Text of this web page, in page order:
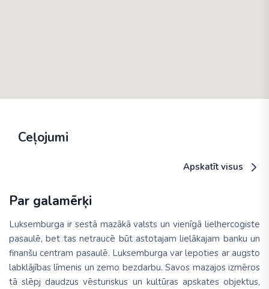
Ceļojumi
Apskatīt visus
Par galamērķi
Luksemburga ir sestā mazākā valsts un vienīgā lielhercogiste
pasaulē, bet tas netraucē būt astotajam lielākajam banku un
finanšu centram pasaulē. Luksemburga var lepoties ar augsto
labklājības līmenis un zemo bezdarbu. Savos mazajos izmēros
tā slēpj daudzus vēsturiskus un kultūras apskates objektus,